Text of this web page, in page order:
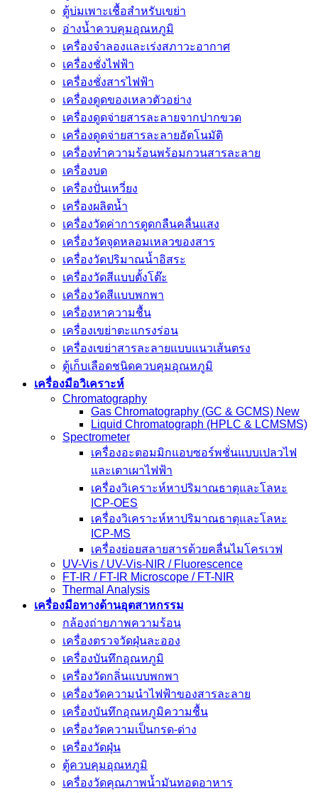
ตู้บ่มเพาะเชื้อสำหรับเขย่า
อ่างน้ำควบคุมอุณหภูมิ
เครื่องจำลองและเร่งสภาวะอากาศ
เครื่องชั่งไฟฟ้า
เครื่องชั่งสารไฟฟ้า
เครื่องดูดของเหลวตัวอย่าง
เครื่องดูดจ่ายสารละลายจากปากขวด
เครื่องดูดจ่ายสารละลายอัตโนมัติ
เครื่องทำความร้อนพร้อมกวนสารละลาย
เครื่องบด
เครื่องปั่นเหวี่ยง
เครื่องผลิตน้ำ
เครื่องวัดค่าการดูดกลืนคลื่นแสง
เครื่องวัดจุดหลอมเหลวของสาร
เครื่องวัดปริมาณน้ำอิสระ
เครื่องวัดสีแบบตั้งโต๊ะ
เครื่องวัดสีแบบพกพา
เครื่องหาความชื้น
เครื่องเขย่าตะแกรงร่อน
เครื่องเขย่าสารละลายแบบแนวเส้นตรง
ตู้เก็บเลือดชนิดควบคุมอุณหภูมิ
เครื่องมือวิเคราะห์
Chromatography
Gas Chromatography (GC & GCMS) New
Liquid Chromatograph (HPLC & LCMSMS)
Spectrometer
เครื่องอะตอมมิกแอบซอร์พชั่นแบบเปลวไฟ
และเตาเผาไฟฟ้า
เครื่องวิเคราะห์หาปริมาณธาตุและโลหะ
ICP-OES
เครื่องวิเคราะห์หาปริมาณธาตุและโลหะ
ICP-MS
เครื่องย่อยสลายสารด้วยคลื่นไมโครเวฟ
UV-Vis / UV-Vis-NIR / Fluorescence
FT-IR / FT-IR Microscope / FT-NIR
Thermal Analysis
เครื่องมือทางด้านอุตสาหกรรม
กล้องถ่ายภาพความร้อน
เครื่องตรวจวัดฝุ่นละออง
เครื่องบันทึกอุณหภูมิ
เครื่องวัดกลิ่นแบบพกพา
เครื่องวัดความนําไฟฟ้าของสารละลาย
เครื่องบันทึกอุณหภูมิความชื้น
เครื่องวัดความเป็นกรด-ด่าง
เครื่องวัดฝุ่น
ตู้ควบคุมอุณหภูมิ
เครื่องวัดคุณภาพน้ำมันทอดอาหาร